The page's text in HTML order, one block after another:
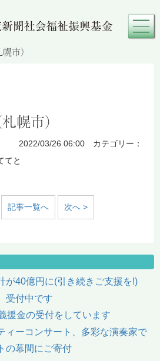
市）
幌市）
2022/03/26 06:00 カテゴリー：
てと
記事一覧へ 次へ >
が40億円に(引き続きご支援を!)
受付中です
援金の受付をしています
ィーコンサート、多彩な演奏家で
の幕間にご寄付